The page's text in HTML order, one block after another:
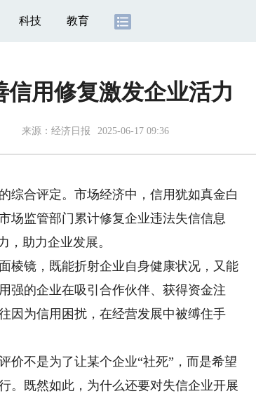
科技 教育
信用修复激发企业活力
来源： 经济日报 2025-06-17 09:36
合评定。市场经济中，信用犹如真金白
场监管部门累计修复企业违法失信信息
，助力企业发展。
镜，既能折射企业自身健康状况，又能
强的企业在吸引合作伙伴、获得资金注
因为信用困扰，在经营发展中被缚住手
不是为了让某个企业“社死”，而是希望
。既然如此，为什么还要对失信企业开展